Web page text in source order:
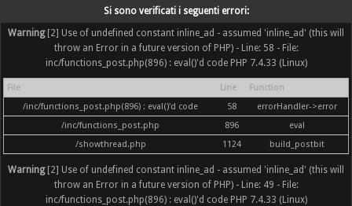
Si sono verificati i seguenti errori:
Warning[2] Use of undefined constant inline_ad - assumed 'inline_ad' (this will
throw an Error in a future version of PHP) - Line: 58 - File:
inc/functions_post.php(896) : eval()'d code PHP 7.4.33 (Linux)
File Line
Function
/inc/functions_post.php(896) : eval()'d code
58
errorHandler->error
/inc/functions_post.php
896
eval
/showthread.php
1124 build_postbit
Warning[2] Use of undefined constant inline_ad - assumed 'inline_ad' (this will
throw an Error in a future version of PHP) - Line: 49 - File:
inc/functions_post.php(896) : eval()'d code PHP 7.4.33 (Linux)